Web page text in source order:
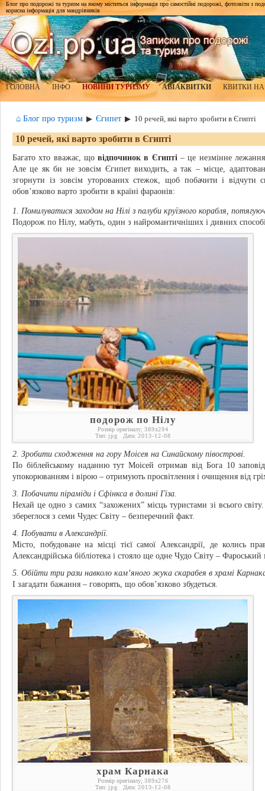
Блог про подорожі та туризм на якому міститься інформація про самостійні подорожі, фотозвіти з
корисна інформація для мандрівників
ГОЛОВНА ІНФО НОВИНИ ТУРИЗМУ АВІАКВИТКИ КВИТКИ
⌂ Блог про туризм ▶ Єгипет ▶ 10 речей, які варто зробити в Єгипті
10 речей, які варто зробити в Єгипті
Багато хто вважає, щовідпочинок в Єгипті– це незмінне
Але це як би не зовсім Єгипет виходить, а так – місце,
згорнути із зовсім уторованих стежок, щоб побачити і
обов’язково варто зробити в країні фараонів:
1. Помилуватися заходом на Нілі з палуби круїзного корабля,
Подорож по Нілу, мабуть, один з найромантичніших і дивних
подорож по Нілу
Розмір оригіналу; 389x294
Тип: jpg Дата: 2013-12-08
2. Зробити сходження на гору Моісея на Синайскому півострові.
По біблейському наданню тут Моісей отримав від Бога 10
упокорюванням і вірою – отримують просвітлення і очищення від
3. Побачити піраміди і Сфінкса в долині Гіза.
Нехай це одно з самих “захожених” місць туристами зі всього
збереглося з семи Чудес Світу – безперечний факт.
4. Побувати в Александрії.
Місто, побудоване на місці тієї самої Александрії, де колись
Александрійська бібліотека і стояло ще одне Чудо Світу – Фароський
5. Обійти три рази навколо кам’яного жука скарабея в храмі
І загадати бажання – говорять, що обов’язково збудеться.
храм Карнака
Розмір оригіналу; 389x276
Тип: jpg Дата: 2013-12-08